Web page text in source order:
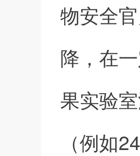
物安全
降，在
果实验
（例如